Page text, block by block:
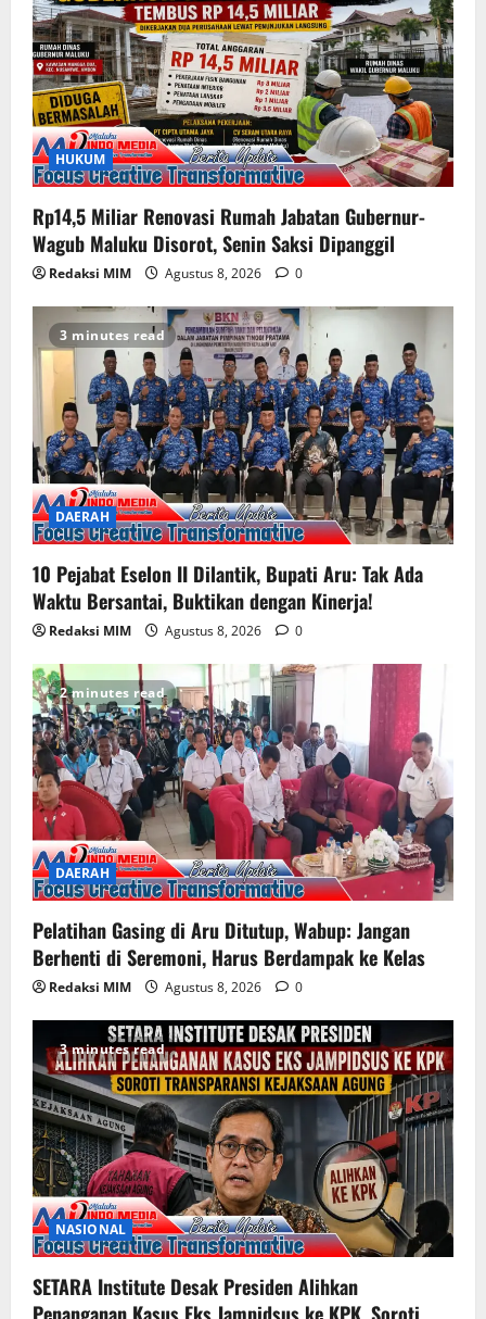
HUKUM
Rp14,5 Miliar Renovasi Rumah Jabatan Gubernur-
Wagub Maluku Disorot, Senin Saksi Dipanggil
Redaksi MIM Agustus 8, 2026 0
3 minutes read
DAERAH
10 Pejabat Eselon II Dilantik, Bupati Aru: Tak Ada
Waktu Bersantai, Buktikan dengan Kinerja!
Redaksi MIM Agustus 8, 2026 0
2 minutes read
DAERAH
Pelatihan Gasing di Aru Ditutup, Wabup: Jangan
Berhenti di Seremoni, Harus Berdampak ke Kelas
Redaksi MIM Agustus 8, 2026 0
3 minutes read
NASIONAL
SETARA Institute Desak Presiden Alihkan